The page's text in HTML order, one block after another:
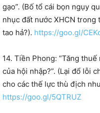
gạo”. (Bố tổ cái bọn ngụy
nhục đất nước XHCN trong
tao hả?). https://goo.gl/
14. Tiền Phong: “Tăng thuế
của hội nhập?”. (Lại đổ lỗi
cho các thế lực thù địch
https://goo.gl/5QTRUZ